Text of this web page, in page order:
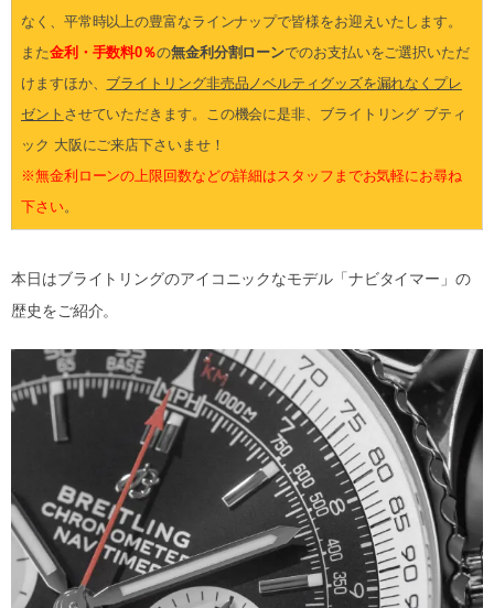
なく、平常時以上の豊富なラインナップで皆様をお迎えいたします。
また金利・手数料0％の無金利分割ローンでのお支払いをご選択いただ
けますほか、 ブライトリング非売品ノベルティグッズを漏れなくプレ
ゼント させていただきます。この機会に是非、ブライトリング ブティ
ック 大阪にご来店下さいませ！
※無金利ローンの上限回数などの詳細はスタッフまでお気軽にお尋ね
下さい。
本日はブライトリングのアイコニックなモデル「ナビタイマー」の
歴史をご紹介。